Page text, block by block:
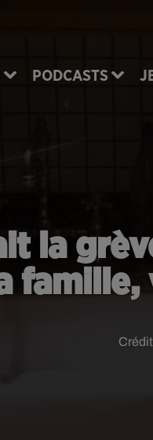
PODCASTS
la